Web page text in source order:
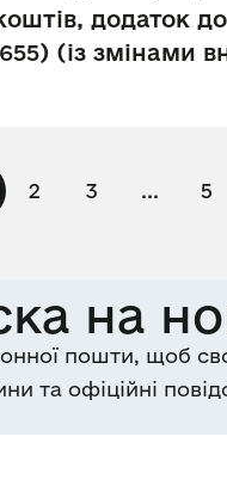
додаток
(із змінами
2 3 ... 5
на
пошти, щоб
та офіційні